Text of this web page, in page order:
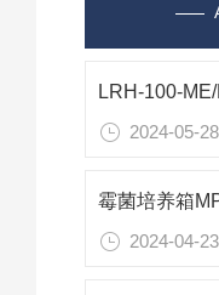
2024-05-28
霉菌培养箱
2024-04-23